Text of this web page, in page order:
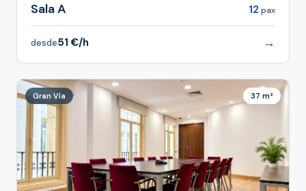
Sala A 12 pax
desde51 €/h →
Gran Vía 37 m²